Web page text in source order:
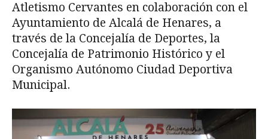
Atletismo Cervantes en colaboración con el
Ayuntamiento de Alcalá de Henares, a
través de la Concejalía de Deportes, la
Concejalía de Patrimonio Histórico y el
Organismo Autónomo Ciudad Deportiva
Municipal.